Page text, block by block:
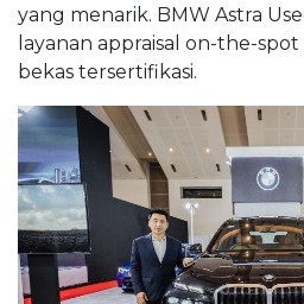
yang menarik. BMW Astra
layanan appraisal on-the-
bekas tersertifikasi.